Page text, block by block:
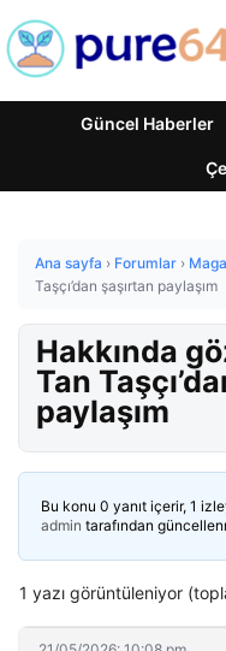
Güncel Haberler
Ana sayfa › Forumlar ›
Taşçı’dan şaşırtan paylaşım
Hakkında
Tan
paylaşım
Bu konu 0 yanıt içerir, 1
admin tarafından
1 yazı görüntüleniyor